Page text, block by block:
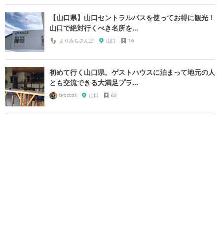
【山口県】山口セントラルパスを使ってお得に観光！
山口で絶対行くべき名所を...
よりみちさんぽ 山口 16
初めて行く山口県。ゲストハウスに泊まって地元の人
とも交流できる大満足プラ...
broccoli 山口 62